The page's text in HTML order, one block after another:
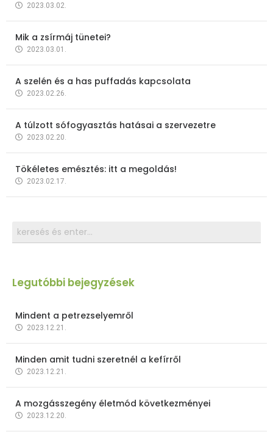
2023.03.02.
Mik a zsírmáj tünetei?
2023.03.01.
A szelén és a has puffadás kapcsolata
2023.02.26.
A túlzott sófogyasztás hatásai a szervezetre
2023.02.20.
Tökéletes emésztés: itt a megoldás!
2023.02.17.
Legutóbbi bejegyzések
Mindent a petrezselyemről
2023.12.21.
Minden amit tudni szeretnél a kefírről
2023.12.21.
A mozgásszegény életmód következményei
2023.12.20.